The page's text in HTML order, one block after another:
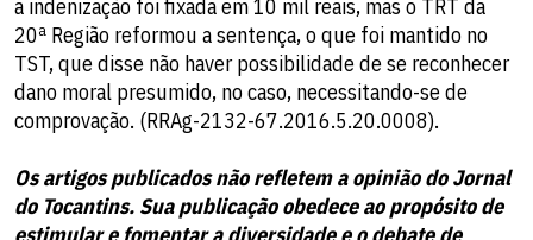
a indenização foi fixada em 10 mil reais, mas o TRT da
20ª Região reformou a sentença, o que foi mantido no
TST, que disse não haver possibilidade de se reconhecer
dano moral presumido, no caso, necessitando-se de
comprovação. (RRAg-2132-67.2016.5.20.0008).
Os artigos publicados não refletem a opinião do Jornal
do Tocantins. Sua publicação obedece ao propósito de